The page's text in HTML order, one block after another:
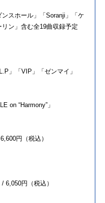
ンスホール」「Soranji」「ケ
ン」含む全19曲収録予定
」「VIP」「ゼンマイ」
on “Harmony”」
円（税込）
6,050円（税込）